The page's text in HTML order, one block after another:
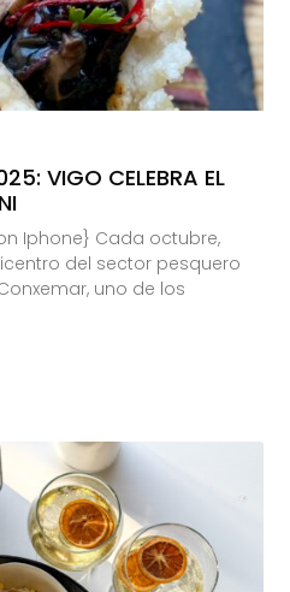
VIGO CELEBRA EL
Iphone} Cada octubre,
del sector pesquero
uno de los